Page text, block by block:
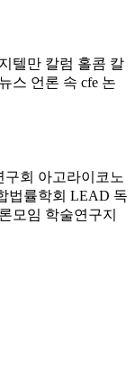
지텔만 칼럼 홀콤 칼
스 언론 속 cfe 논
구회 아고라이코노
법률학회 LEAD 독
모임 학술연구지